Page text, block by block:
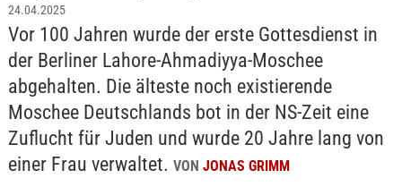
24.04.2025
Vor 100 Jahren wurde der erste Gottesdienst in
der Berliner Lahore-Ahmadiyya-Moschee
abgehalten. Die älteste noch existierende
Moschee Deutschlands bot in der NS-Zeit eine
Zuflucht für Juden und wurde 20 Jahre lang von
einer Frau verwaltet. VON JONAS GRIMM